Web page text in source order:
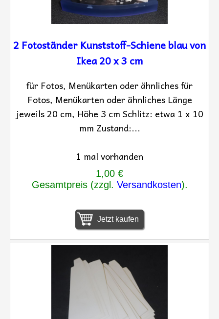
2 Fotoständer Kunststoff-Schiene blau von
Ikea 20 x 3 cm
für Fotos, Menükarten oder ähnliches für
Fotos, Menükarten oder ähnliches Länge
jeweils 20 cm, Höhe 3 cm Schlitz: etwa 1 x 10
mm Zustand:...
1 mal vorhanden
1,00 €
Gesamtpreis (zzgl. Versandkosten).
Jetzt kaufen